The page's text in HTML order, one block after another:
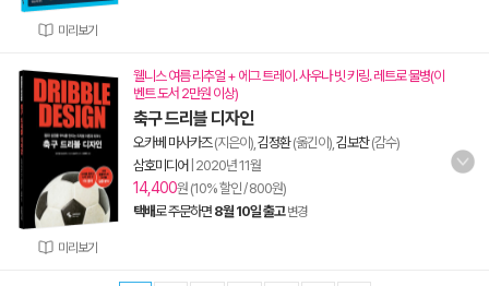
미리보기
미리보기
웰니스 여름 리추얼 + 에그 트레이. 사우나 빗 키링. 레트로 물병(이
벤트 도서 2만원 이상)
축구 드리블 디자인
오카베 마사카즈(지은이), 김정환(옮긴이), 김보찬(감수)
삼호미디어 2020년 11월
14,400원 (10% 할인 / 800원)
택배로 주문하면 8월 10일 출고 변경